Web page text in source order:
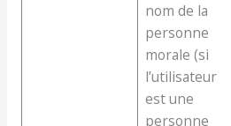
nom de la
personne
morale (si
l’utilisateur
est une
personne